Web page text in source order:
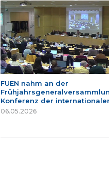
FUEN nahm an der
Konferenz der
06.05.2026